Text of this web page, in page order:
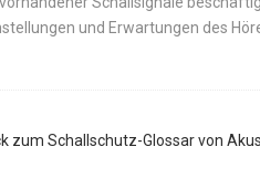
und Erwartungen des
zum Schallschutz-Glossar von